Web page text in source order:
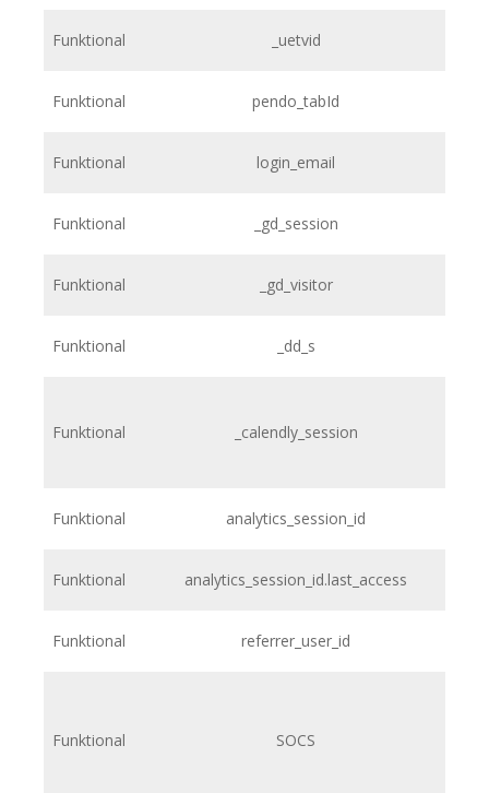
Funktional _uetvid
Funktional pendo_tabId
Funktional login_email
Funktional _gd_session
Funktional _gd_visitor
Funktional _dd_s
Funktional _calendly_session
Funktional analytics_session_id
Funktional analytics_session_id.last_access
Funktional referrer_user_id
Funktional SOCS